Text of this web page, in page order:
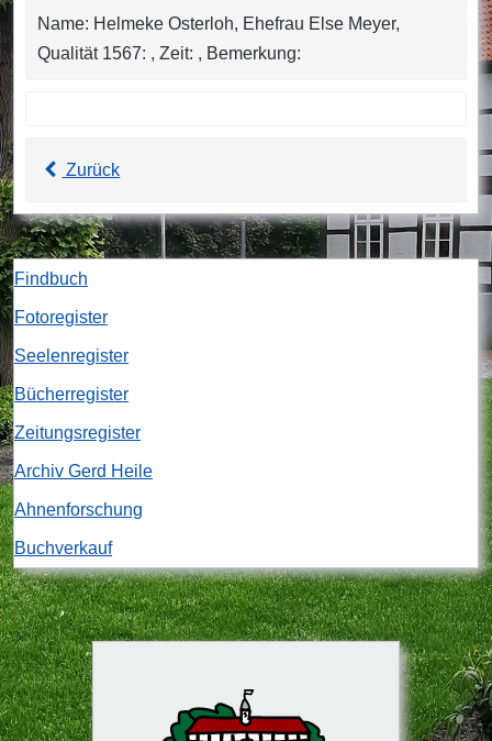
Name: Helmeke Osterloh, Ehefrau Else Meyer,
Qualität 1567: , Zeit: , Bemerkung:
Zurück
Findbuch
Fotoregister
Seelenregister
Bücherregister
Zeitungsregister
Archiv Gerd Heile
Ahnenforschung
Buchverkauf